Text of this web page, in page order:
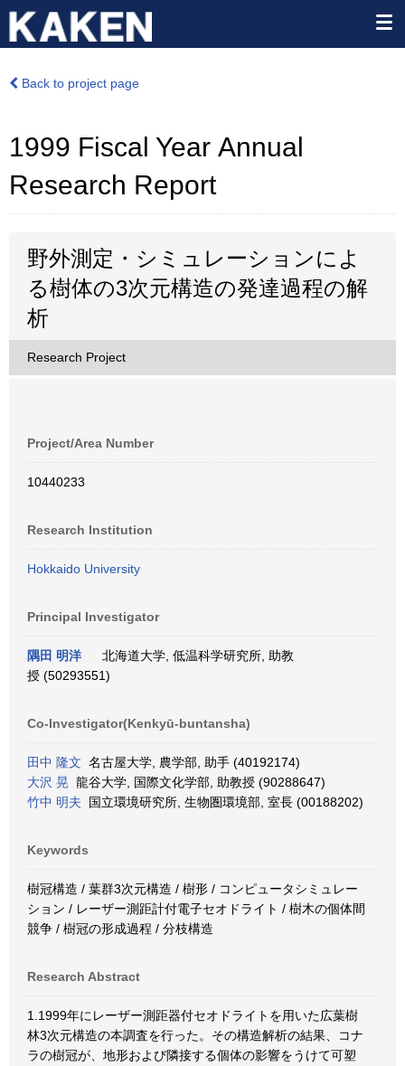
Back to project page
1999 Fiscal Year Annual
Research Report
野外測定・シミュレーションによ
る樹体の3次元構造の発達過程の解
析
Research Project
Project/Area Number
10440233
Research Institution
Hokkaido University
Principal Investigator
隅田 明洋
北海道大学, 低温科学研究所, 助教
授 (50293551)
Co-Investigator(Kenkyū-buntansha)
田中 隆文 名古屋大学, 農学部, 助手 (40192174)
大沢 晃 龍谷大学, 国際文化学部, 助教授 (90288647)
竹中 明夫 国立環境研究所, 生物圏環境部, 室長 (00188202)
Keywords
樹冠構造 / 葉群3次元構造 / 樹形 / コンピュータシミュレー
ション / レーザー測距計付電子セオドライト / 樹木の個体間
競争 / 樹冠の形成過程 / 分枝構造
Research Abstract
1.1999年にレーザー測距器付セオドライトを用いた広葉樹
林3次元構造の本調査を行った。その構造解析の結果、コナ
ラの樹冠が、地形および隣接する個体の影響をうけて可塑